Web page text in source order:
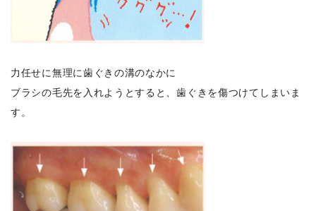
力任せに無理に歯ぐきの溝のなかに
ブラシの毛先を入れようとすると、歯ぐきを傷つけてしまいま
す。